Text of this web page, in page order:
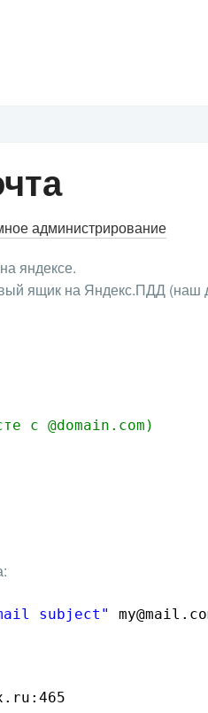
администрирование
яндексе.
ящик на Яндекс.ПДД (наш
с @domain.com)
subject"